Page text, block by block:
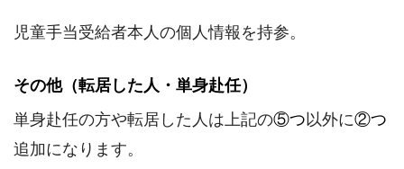
児童手当受給者本人の個人情報を持参。
その他（転居した人・単身赴任）
単身赴任の方や転居した人は上記の⑤つ以外に②つ
追加になります。